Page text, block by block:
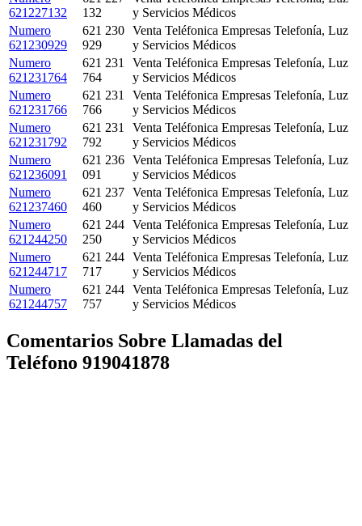
621227132
132
y Servicios Médicos
Numero
621230929
621 230
929
Venta Teléfonica Empresas Telefonía, Luz
y Servicios Médicos
Numero
621231764
621 231
764
Venta Teléfonica Empresas Telefonía, Luz
y Servicios Médicos
Numero
621231766
621 231
766
Venta Teléfonica Empresas Telefonía, Luz
y Servicios Médicos
Numero
621231792
621 231
792
Venta Teléfonica Empresas Telefonía, Luz
y Servicios Médicos
Numero
621236091
621 236
091
Venta Teléfonica Empresas Telefonía, Luz
y Servicios Médicos
Numero
621237460
621 237
460
Venta Teléfonica Empresas Telefonía, Luz
y Servicios Médicos
Numero
621244250
621 244
250
Venta Teléfonica Empresas Telefonía, Luz
y Servicios Médicos
Numero
621244717
621 244
717
Venta Teléfonica Empresas Telefonía, Luz
y Servicios Médicos
Numero
621244757
621 244
757
Venta Teléfonica Empresas Telefonía, Luz
y Servicios Médicos
Comentarios Sobre Llamadas del
Teléfono 919041878